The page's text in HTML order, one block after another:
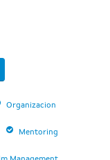
Organizacion
Mentoring